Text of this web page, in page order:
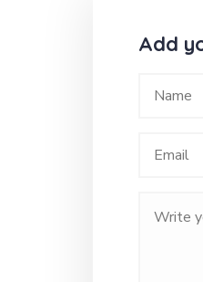
Add